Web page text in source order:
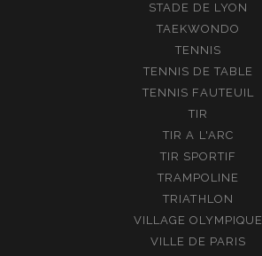
STADE DE LYON
TAEKWONDO
TENNIS
TENNIS DE TABLE
TENNIS FAUTEUIL
TIR
TIR A L'ARC
TIR SPORTIF
TRAMPOLINE
TRIATHLON
VILLAGE OLYMPIQUE
VILLE DE PARIS